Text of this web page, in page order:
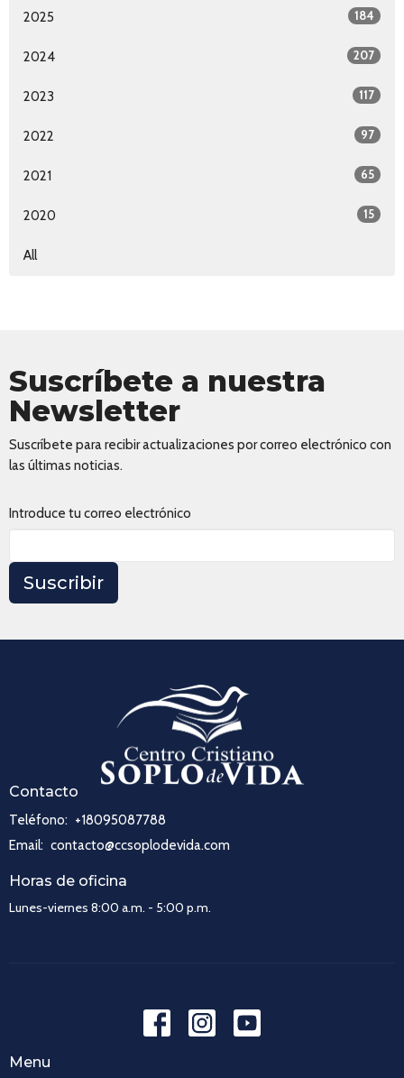
2025 184
2024 207
2023 117
2022 97
2021 65
2020 15
All
Suscríbete a nuestra
Newsletter
Suscríbete para recibir actualizaciones por correo electrónico con
las últimas noticias.
Introduce tu correo electrónico
Suscribir
Contacto
Teléfono: +18095087788
Email: contacto@ccsoplodevida.com
Horas de oficina
Lunes-viernes 8:00 a.m. - 5:00 p.m.
Menu